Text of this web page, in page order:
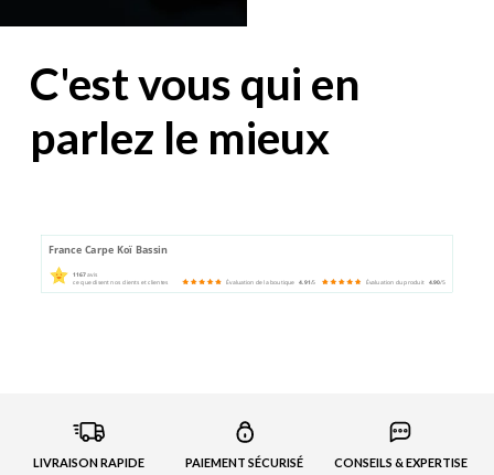
C'est vous qui en
parlez le mieux
France Carpe Koï Bassin
1167avis
ce que disent nos clients et clientes
Évaluation de la boutique 4.91/5 Évaluation du produit 4.90/5
LIVRAISON RAPIDE PAIEMENT SÉCURISÉ CONSEILS & EXPERTISE